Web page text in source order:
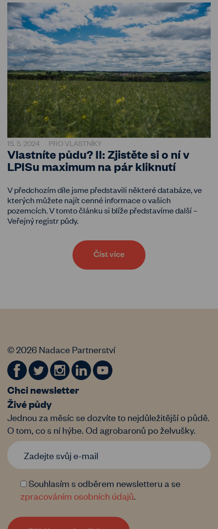
15. 5. 2024 PRO VLASTNÍKY
Vlastníte půdu? II: Zjistěte si o ní v
LPISu maximum na pár kliknutí
V předchozím díle jsme představili některé databáze, ve
kterých můžete najít cenné informace o vašich
pozemcích. V tomto článku si blíže představíme další –
Veřejný registr půdy.
Číst více
© 2026 Nadace Partnerství
Chci newsletter
Živé půdy
Jednou za měsíc se dozvíte to nejdůležitější o půdě.
O tom, co s ní hýbe. Od agrobaronů po želvušky.
Souhlasím s odběrem newsletteru a se
zpracováním osobních údajů.